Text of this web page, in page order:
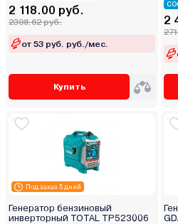
2 118.00 руб.
2308.62 руб.
от 53 руб. руб./мес.
Купить
2
Под заказ 5 дней
Генератор бензиновый
инверторный TOTAL TP523006